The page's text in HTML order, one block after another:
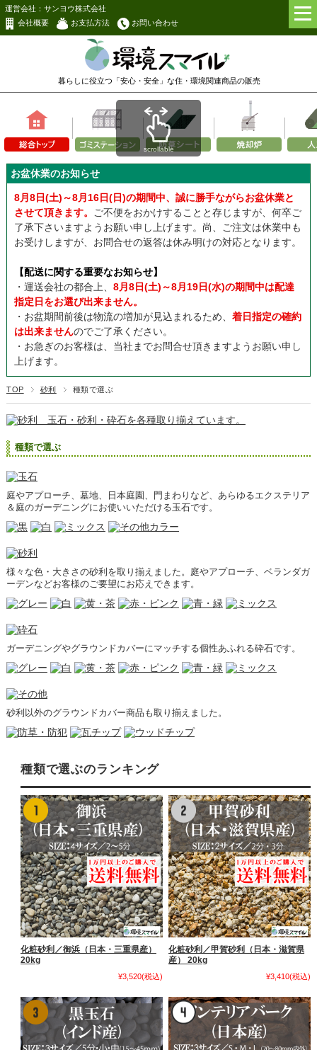
運営会社：サンヨウ株式会社
会社概要
お支払方法 お問い合わせ
暮らしに役立つ「安心・安全」な住・環境関連商品の販売
scrollable
お盆休業のお知らせ
8月8日(土)～8月16日(日)の期間中、誠に勝手ながらお盆休業と
させて頂きます。
ご不便をおかけすることと存じますが、何卒ご
了承下さいますようお願い申し上げます。尚、ご注文は休業中も
お受けしますが、お問合せの返答は休み明けの対応となります。
【配送に関する重要なお知らせ】
・運送会社の都合上、 8月8日(土)～8月19日(水)の期間中は配達
指定日をお選び出来ません。
・お盆期間前後は物流の増加が見込まれるため、 着日指定の確約
は出来ませんのでご了承ください。
・お急ぎのお客様は、当社までお問合せ頂きますようお願い申し
上げます。
TOP 砂利 種類で選ぶ
種類で選ぶ
庭やアプローチ、墓地、日本庭園、門まわりなど、あらゆるエクステリア
＆庭のガーデニングにお使いいただける玉石です。
様々な色・大きさの砂利を取り揃えました。庭やアプローチ、ベランダガ
ーデンなどお客様のご要望にお応えできます。
ガーデニングやグラウンドカバーにマッチする個性あふれる砕石です。
砂利以外のグラウンドカバー商品も取り揃えました。
種類で選ぶのランキング
化粧砂利／御浜（日本・三重県産）
20kg
¥3,520(税込)
化粧砂利／甲賀砂利（日本・滋賀県
産） 20kg
¥3,410(税込)